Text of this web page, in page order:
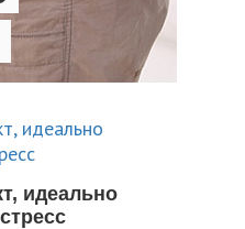
идеально